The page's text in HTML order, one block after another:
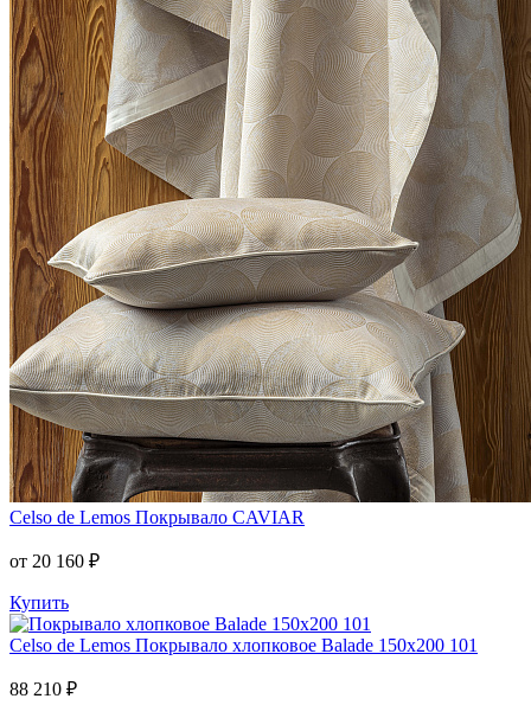
Celso de Lemos Покрывало CAVIAR
от 20 160 ₽
Купить
Celso de Lemos Покрывало хлопковое Balade 150x200 101
88 210 ₽